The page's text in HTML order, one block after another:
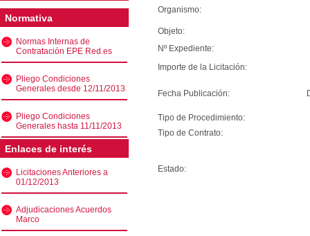
Normativa
Normas Internas de
Contratación EPE Red.es
Pliego Condiciones
Generales desde 12/11/2013
Pliego Condiciones
Generales hasta 11/11/2013
Enlaces de interés
Licitaciones Anteriores a
01/12/2013
Adjudicaciones Acuerdos
Marco
Organismo:
Objeto:
Nº Expediente:
Importe de la Licitación:
Fecha Publicación:
Tipo de Procedimiento:
Tipo de Contrato:
Estado: